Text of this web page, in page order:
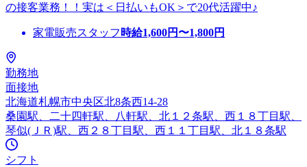
の接客業務！！実は＜日払いもOK＞で20代活躍中♪
家電販売スタッフ 時給1,600円〜1,800円
勤務地
面接地
北海道札幌市中央区北8条西14-28
桑園駅、二十四軒駅、八軒駅、北１２条駅、西１８丁目駅、
琴似(ＪＲ)駅、西２８丁目駅、西１１丁目駅、北１８条駅
シフト